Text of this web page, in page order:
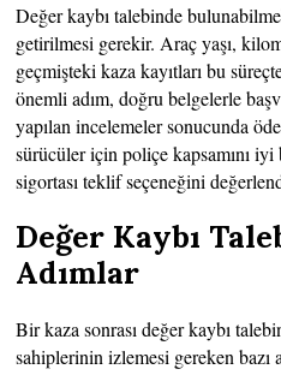
Değer kaybı talebinde
getirilmesi gerekir. Araç yaşı,
geçmişteki kaza kayıtları bu
önemli adım, doğru belgelerle
yapılan incelemeler sonucunda
sürücüler için poliçe kapsamını
sigortası teklif seçeneğini
Değer Kaybı
Adımlar
Bir kaza sonrası değer kaybı
sahiplerinin izlemesi gereken bazı